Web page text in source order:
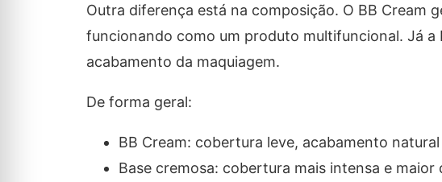
Outra diferença está na composição. O BB Cream
funcionando como um produto multifuncional. Já
acabamento da maquiagem.
De forma geral:
BB Cream: cobertura leve, acabamento
Base cremosa: cobertura mais intensa e maior